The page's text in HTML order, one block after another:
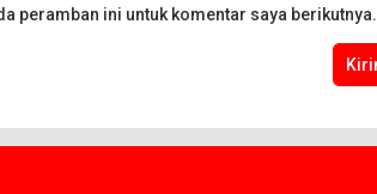
peramban ini untuk komentar saya berikutnya.